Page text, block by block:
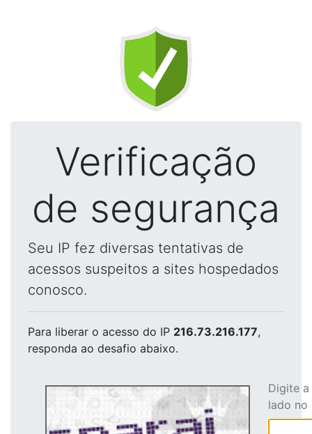
Verificação
de segurança
Seu IP fez diversas tentativas de
acessos suspeitos a sites hospedados
conosco.
Para liberar o acesso do IP 216.73.216.177,
responda ao desafio abaixo.
Digite
lado no